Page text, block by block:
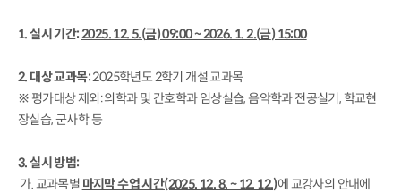
1. 실시 기간:2025. 12. 5.(금) 09:00 ~ 2026. 1. 2.(금) 15:00
2. 대상 교과목:2025학년도 2학기 개설 교과목
※ 평가대상 제외: 의학과 및 간호학과 임상실습, 음악학과 전공실기, 학교현
장실습, 군사학 등
3. 실시 방법:
가. 교과목별 마지막 수업 시간(2025. 12. 8. ~ 12. 12.)에 교강사의 안내에